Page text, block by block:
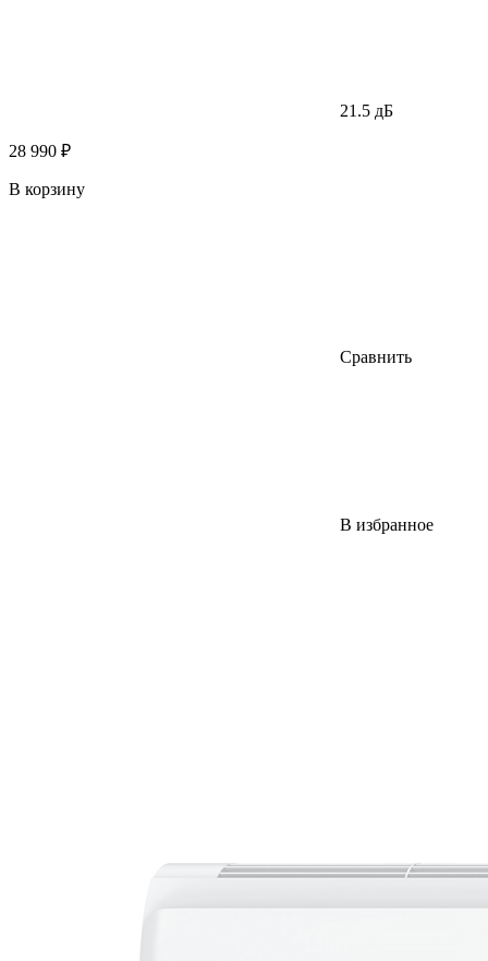
21.5 дБ
28 990 ₽
В корзину
Сравнить
В избранное